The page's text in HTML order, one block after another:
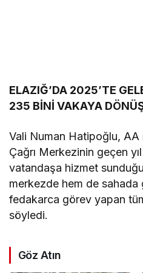
ELAZIĞ’DA 2025’TE
235 BİNİ VAKAYA
Vali Numan Hatipoğlu, AA
Çağrı Merkezinin geçen yıl
vatandaşa hizmet
merkezde hem de
fedakarca görev yapan
söyledi.
Göz Atın